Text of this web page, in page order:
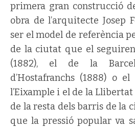
primera gran construcció
obra de l’arquitecte Josep
ser el model de referència
de la ciutat que el
(1882), el de la
d’Hostafranchs (1888) o
l’Eixample i el de la Llibertat
de la resta dels barris de la
que la pressió popular va